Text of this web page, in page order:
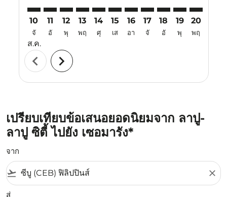
10
จั
ส.ค.
11
อั
12
พุ
13
พฤ
14
ศุ
15
เส
16
อา
17
จั
18
อั
19
พุ
20
พฤ
chevron_left chevron_right
เปรียบเทียบข้อเสนอยอดนิยมจาก ลาปู-
ลาปู ซิตี้ ไปยัง เซอมารัง*
จาก
flight_takeoff close
สู่